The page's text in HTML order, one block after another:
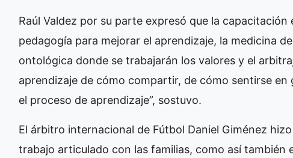
Raúl Valdez por su parte expresó que la
pedagogía para mejorar el aprendizaje, la medicina
ontológica donde se trabajarán los valores y el
aprendizaje de cómo compartir, de cómo sentirse
el proceso de aprendizaje”, sostuvo.
El árbitro internacional de Fútbol Daniel Giménez
trabajo articulado con las familias, como así también